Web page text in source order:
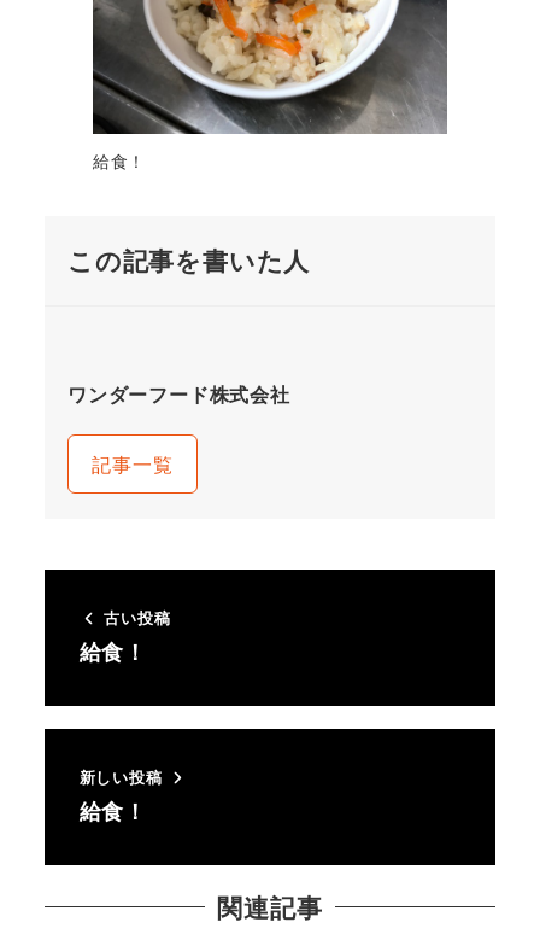
給食！
この記事を書いた人
ワンダーフード株式会社
記事一覧
古い投稿
給食！
新しい投稿
給食！
関連記事